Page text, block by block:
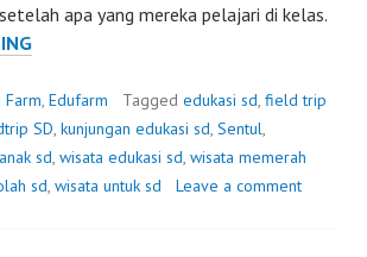
apa yang mereka pelajari di kelas.
WISATA
SD
DI
JAKARTA
Farm, Edufarm Tagged edukasi sd, field trip
SD, kunjungan edukasi sd, Sentul,
sd, wisata edukasi sd, wisata memerah
sd, wisata untuk sd Leave a comment